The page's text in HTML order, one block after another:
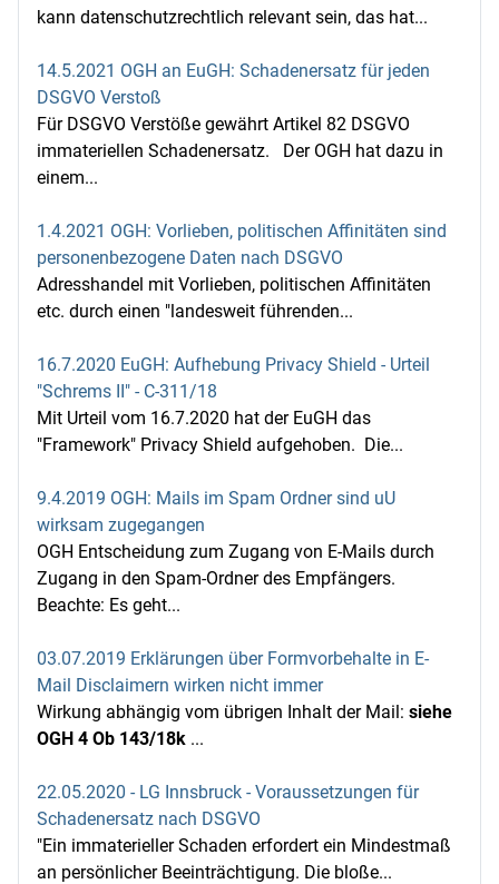
kann datenschutzrechtlich relevant sein, das hat...
14.5.2021 OGH an EuGH: Schadenersatz für jeden
DSGVO Verstoß
Für DSGVO Verstöße gewährt Artikel 82 DSGVO
immateriellen Schadenersatz. Der OGH hat dazu in
einem...
1.4.2021 OGH: Vorlieben, politischen Affinitäten sind
personenbezogene Daten nach DSGVO
Adresshandel mit Vorlieben, politischen Affinitäten
etc. durch einen "landesweit führenden...
16.7.2020 EuGH: Aufhebung Privacy Shield - Urteil
"Schrems II" - C‑311/18
Mit Urteil vom 16.7.2020 hat der EuGH das
"Framework" Privacy Shield aufgehoben. Die...
9.4.2019 OGH: Mails im Spam Ordner sind uU
wirksam zugegangen
OGH Entscheidung zum Zugang von E-Mails durch
Zugang in den Spam-Ordner des Empfängers.
Beachte: Es geht...
03.07.2019 Erklärungen über Formvorbehalte in E-
Mail Disclaimern wirken nicht immer
Wirkung abhängig vom übrigen Inhalt der Mail: siehe
OGH 4 Ob 143/18k ...
22.05.2020 - LG Innsbruck - Voraussetzungen für
Schadenersatz nach DSGVO
"Ein immaterieller Schaden erfordert ein Mindestmaß
an persönlicher Beeinträchtigung. Die bloße...